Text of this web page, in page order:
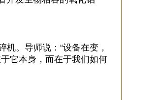
。导师说：“设备在变，
它本身，而在于我们如何